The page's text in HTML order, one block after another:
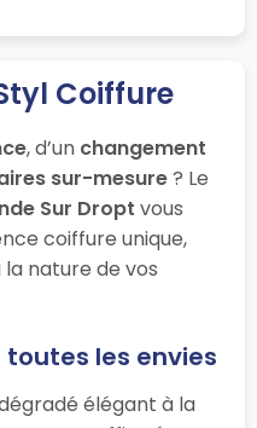
Coiffure
, d’un changement
sur-mesure? Le
Sur Dropt vous
coiffure unique,
nature de vos
les envies
élégant à la